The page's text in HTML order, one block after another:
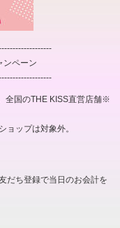
ンペーン
全国のTHE KISS直営店舗※
ップは対象外。
だち登録で当日のお会計を